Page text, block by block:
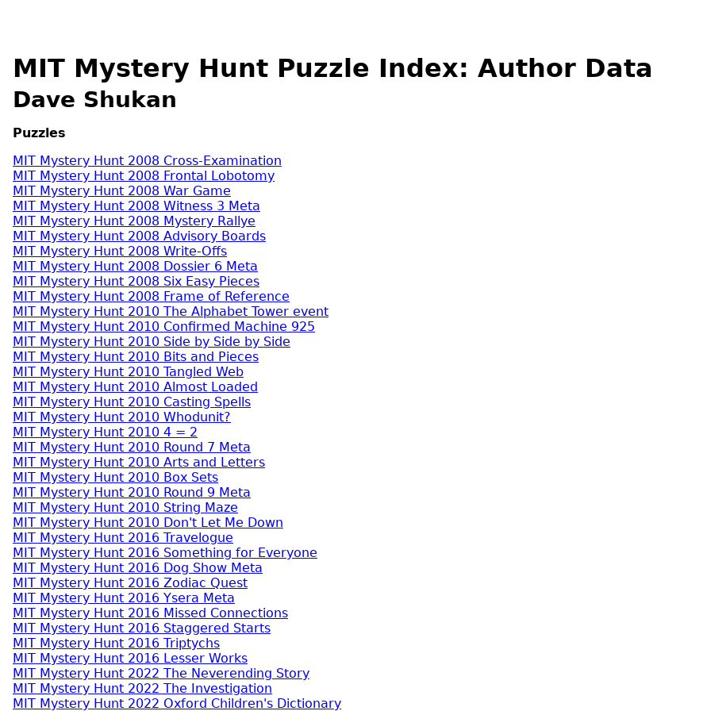
MIT Mystery Hunt Puzzle Index: Author Data
Dave Shukan
Puzzles
MIT Mystery Hunt 2008 Cross-Examination
MIT Mystery Hunt 2008 Frontal Lobotomy
MIT Mystery Hunt 2008 War Game
MIT Mystery Hunt 2008 Witness 3 Meta
MIT Mystery Hunt 2008 Mystery Rallye
MIT Mystery Hunt 2008 Advisory Boards
MIT Mystery Hunt 2008 Write-Offs
MIT Mystery Hunt 2008 Dossier 6 Meta
MIT Mystery Hunt 2008 Six Easy Pieces
MIT Mystery Hunt 2008 Frame of Reference
MIT Mystery Hunt 2010 The Alphabet Tower event
MIT Mystery Hunt 2010 Confirmed Machine 925
MIT Mystery Hunt 2010 Side by Side by Side
MIT Mystery Hunt 2010 Bits and Pieces
MIT Mystery Hunt 2010 Tangled Web
MIT Mystery Hunt 2010 Almost Loaded
MIT Mystery Hunt 2010 Casting Spells
MIT Mystery Hunt 2010 Whodunit?
MIT Mystery Hunt 2010 4 = 2
MIT Mystery Hunt 2010 Round 7 Meta
MIT Mystery Hunt 2010 Arts and Letters
MIT Mystery Hunt 2010 Box Sets
MIT Mystery Hunt 2010 Round 9 Meta
MIT Mystery Hunt 2010 String Maze
MIT Mystery Hunt 2010 Don't Let Me Down
MIT Mystery Hunt 2016 Travelogue
MIT Mystery Hunt 2016 Something for Everyone
MIT Mystery Hunt 2016 Dog Show Meta
MIT Mystery Hunt 2016 Zodiac Quest
MIT Mystery Hunt 2016 Ysera Meta
MIT Mystery Hunt 2016 Missed Connections
MIT Mystery Hunt 2016 Staggered Starts
MIT Mystery Hunt 2016 Triptychs
MIT Mystery Hunt 2016 Lesser Works
MIT Mystery Hunt 2022 The Neverending Story
MIT Mystery Hunt 2022 The Investigation
MIT Mystery Hunt 2022 Oxford Children's Dictionary